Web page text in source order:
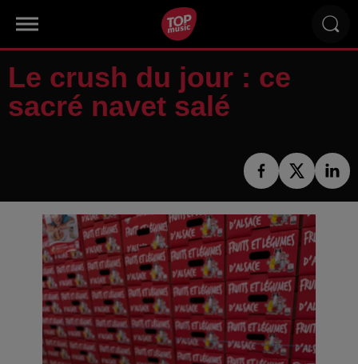
Le crush du jour : ce
sacré navet salé